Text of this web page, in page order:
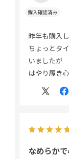
昨年も購入
ちょっとタ
いましたが
はやり履き
なめらか